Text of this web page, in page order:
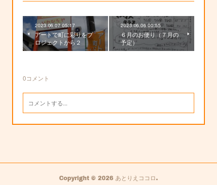
2023.06.07 05:17
アートで町に彩りをプ
ロジェクトから２
2023.06.06 00:55
６月のお便り（７月の
予定）
0コメント
Copyright © 2026 あとりえココロ.